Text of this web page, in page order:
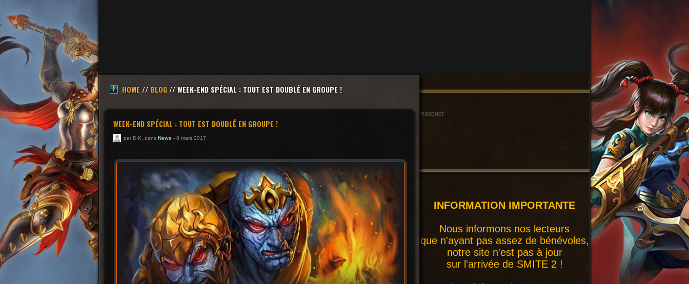
HOME // BLOG // WEEK-END SPÉCIAL : TOUT EST DOUBLÉ EN GROUPE !
WEEK-END SPÉCIAL : TOUT EST DOUBLÉ EN GROUPE !
par D.K. dans News - 8 mars 2017
masquer
INFORMATION IMPORTANTE
Nous informons nos lecteurs
que n'ayant pas assez de bénévoles,
notre site n'est pas à jour
sur l'arrivée de SMITE 2 !